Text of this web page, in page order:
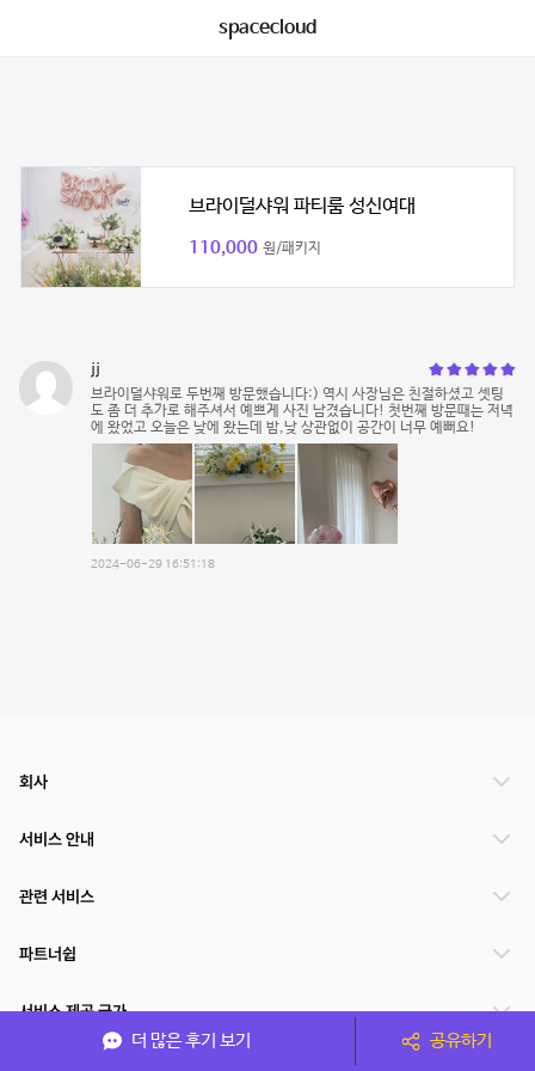
spacecloud
브라이덜샤워 파티룸 성신여대
110,000 원/패키지
jj
브라이덜샤워로 두번째 방문했습니다:) 역시 사장님은 친절하셨고 셋팅
도 좀 더 추가로 해주셔서 예쁘게 사진 남겼습니다! 첫번째 방문때는 저녁
에 왔었고 오늘은 낮에 왔는데 밤,낮 상관없이 공간이 너무 예뻐요!
2024-06-29 16:51:18
더 많은 후기 보기 공유하기
회사
서비스 안내
관련 서비스
파트너쉽
서비스 제공 국가